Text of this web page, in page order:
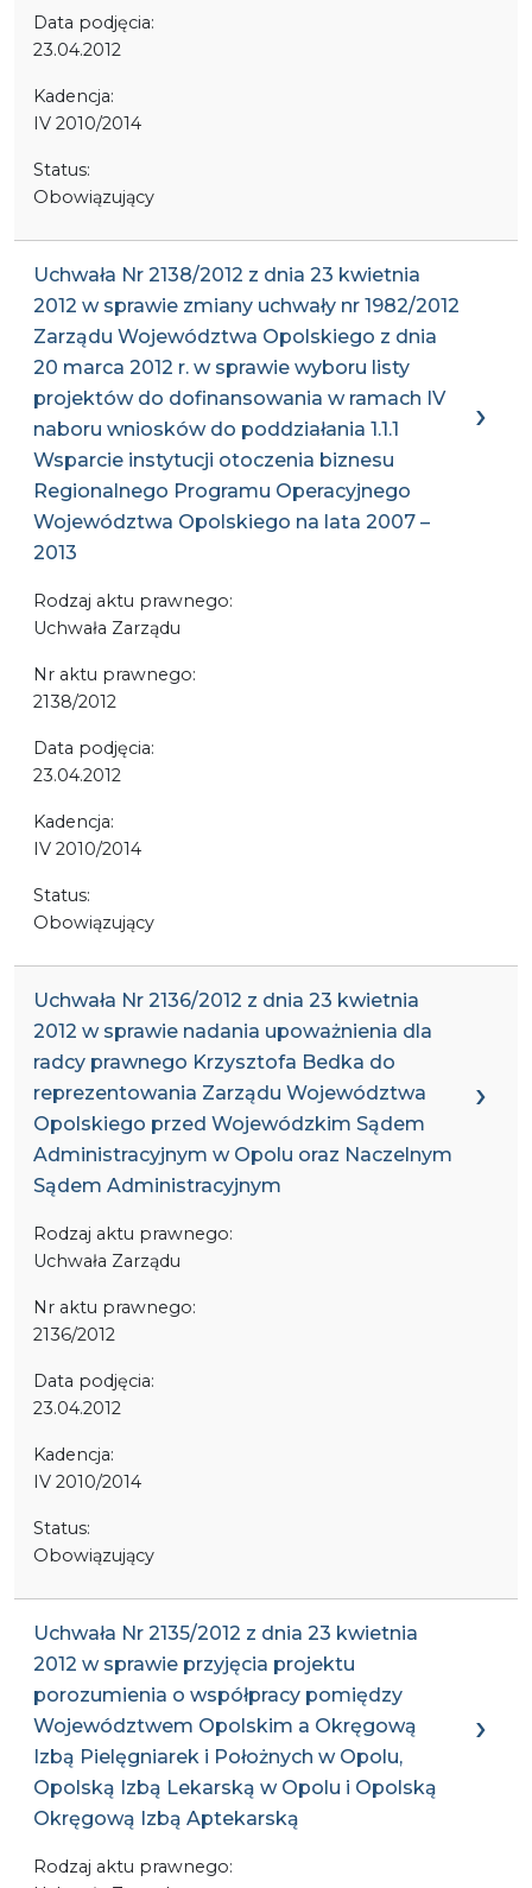
Data podjęcia:
23.04.2012
Kadencja:
IV 2010/2014
Status:
Obowiązujący
Uchwała Nr 2138/2012 z dnia 23 kwietnia
2012 w sprawie zmiany uchwały nr 1982/2012
Zarządu Województwa Opolskiego z dnia
20 marca 2012 r. w sprawie wyboru listy
projektów do dofinansowania w ramach IV
naboru wniosków do poddziałania 1.1.1
Wsparcie instytucji otoczenia biznesu
Regionalnego Programu Operacyjnego
Województwa Opolskiego na lata 2007 –
2013
Rodzaj aktu prawnego:
Uchwała Zarządu
Nr aktu prawnego:
2138/2012
Data podjęcia:
23.04.2012
Kadencja:
IV 2010/2014
Status:
Obowiązujący
Uchwała Nr 2136/2012 z dnia 23 kwietnia
2012 w sprawie nadania upoważnienia dla
radcy prawnego Krzysztofa Bedka do
reprezentowania Zarządu Województwa
Opolskiego przed Wojewódzkim Sądem
Administracyjnym w Opolu oraz Naczelnym
Sądem Administracyjnym
Rodzaj aktu prawnego:
Uchwała Zarządu
Nr aktu prawnego:
2136/2012
Data podjęcia:
23.04.2012
Kadencja:
IV 2010/2014
Status:
Obowiązujący
Uchwała Nr 2135/2012 z dnia 23 kwietnia
2012 w sprawie przyjęcia projektu
porozumienia o współpracy pomiędzy
Województwem Opolskim a Okręgową
Izbą Pielęgniarek i Położnych w Opolu,
Opolską Izbą Lekarską w Opolu i Opolską
Okręgową Izbą Aptekarską
Rodzaj aktu prawnego: